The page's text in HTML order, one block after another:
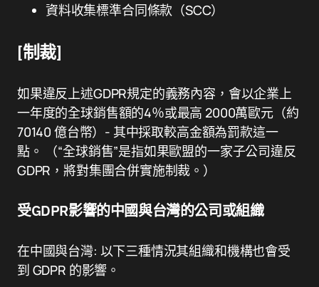
資料收集標準合同條款（SCC）
[制裁]
如果違反上述GDPR規定的義務內容，會以企業上
一年度的全球銷售額的4％或最高 2000萬歐元（約
70140 億台幣）- 其中採取較高金額為罰款這一
點。 （“全球銷售”是指如果歐盟的一家子公司違反
GDPR，將對集團合併實施制裁。）
受GDPR影響的中國與台灣的公司或組織
在中國與台灣: 以下三種情況其組織和機構也會受
到 GDPR 的影響。